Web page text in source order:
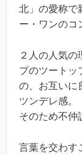
北」の愛称で
ー・ワンのコ
２人の人気
プのツートッ
の、お互いに
ツンデレ感。
そのため不仲
言葉を交わす